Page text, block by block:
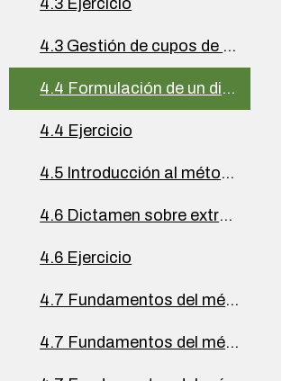
4.3 Ejercicio
4.3 Gestión de cupos de exportación establecidos nacionalmente
4.4 Formulación de un dictamen de extracción no perjudicial
4.4 Ejercicio
4.5 Introducción al método de evaluación del riesgo
4.6 Dictamen sobre extracciones no perjudiciales = método de evaluación del riesgo
4.6 Ejercicio
4.7 Fundamentos del método de evaluación del riesgo
4.7 Fundamentos del método de evaluación del riesgo